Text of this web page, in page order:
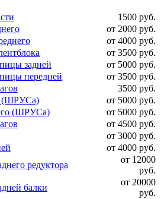
1500 руб.
от 2000 руб.
от 4000 руб.
от 3500 руб.
задней
от 5000 руб.
передней
от 3500 руб.
3500 руб.
(ШРУСа)
от 5000 руб.
(ШРУСа)
от 5000 руб.
от 4500 руб.
от 3000 руб.
от 4000 руб.
редуктора
от 12000
руб.
балки
от 20000
руб.